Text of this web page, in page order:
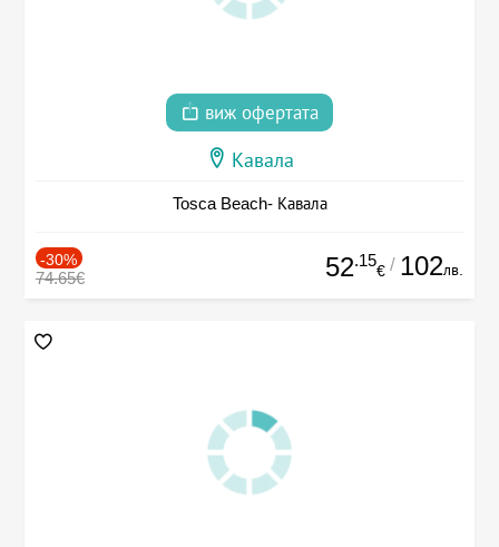
виж офертата
Кавала
Tosca Beach- Кавала
-30%
74.65€ 52.15
€ / 102лв.